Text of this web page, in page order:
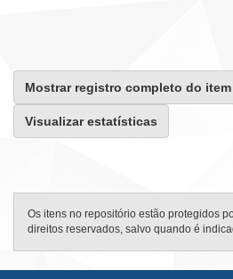
Mostrar registro completo do item
Visualizar estatísticas
Os itens no repositório estão protegidos
direitos reservados, salvo quando é